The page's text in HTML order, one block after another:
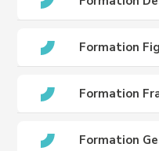
Formation
Formation
Formation